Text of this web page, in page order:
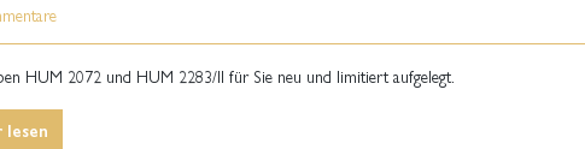
HUM 2072 und HUM 2283/II für Sie neu und limitiert aufgelegt.
lesen